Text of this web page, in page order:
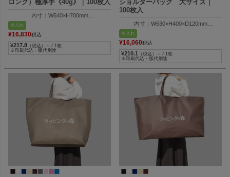
ロング）極厚手《40g》｜100枚入
内寸：W540×H700mm
名入れ
¥16,830税込
¥217.8 （税込）～ ⁄ 1枚
※印刷代込・版代別途
ショルダーバッグ 大サイズ｜
100枚入
内寸：W530×H400×D120mm
外寸：W650×H400×D120mm
名入れ
¥16,060税込
¥210.1 （税込）～ ⁄ 1枚
※印刷代込・版代別途